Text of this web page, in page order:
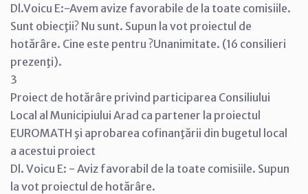
Dl.Voicu E:-Avem avize favorabile de la toate comisiile.
Sunt obiecţii? Nu sunt. Supun la vot proiectul de
hotărâre. Cine este pentru ?Unanimitate. (16 consilieri
prezenţi).
3
Proiect de hotărâre privind participarea Consiliului
Local al Municipiului Arad ca partener la proiectul
EUROMATH şi aprobarea cofinanţării din bugetul local
a acestui proiect
Dl. Voicu E: - Aviz favorabil de la toate comisiile. Supun
la vot proiectul de hotărâre.